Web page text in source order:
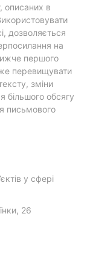
описаних в
дозволяється
на
першого
перевищувати
зміни
більшого обсягу
письмового
у сфері
26